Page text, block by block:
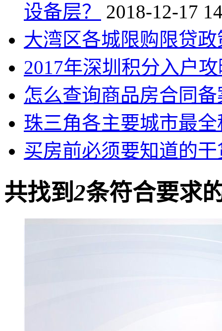
设备层？
2018-12-17
大湾区各城限购限贷
2017年深圳积分入户
怎么查询商品房合同备
珠三角各主要城市最
买房前必须要知道的干
共找到2条符合要求